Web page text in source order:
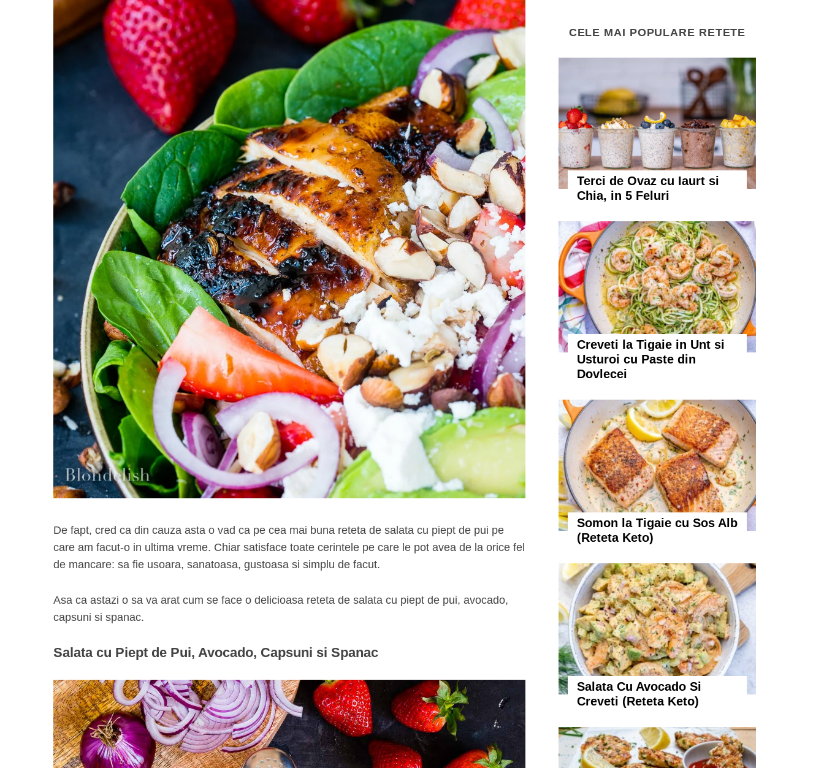
De fapt, cred ca din cauza asta o vad ca pe cea mai buna reteta de salata cu piept de pui pe
care am facut-o in ultima vreme. Chiar satisface toate cerintele pe care le pot avea de la orice fel
de mancare: sa fie usoara, sanatoasa, gustoasa si simplu de facut.
Asa ca astazi o sa va arat cum se face o delicioasa reteta de salata cu piept de pui, avocado,
capsuni si spanac.
Salata cu Piept de Pui, Avocado, Capsuni si Spanac
CELE MAI POPULARE RETETE
Terci de Ovaz cu Iaurt si
Chia, in 5 Feluri
Creveti la Tigaie in Unt si
Usturoi cu Paste din
Dovlecei
Somon la Tigaie cu Sos Alb
(Reteta Keto)
Salata Cu Avocado Si
Creveti (Reteta Keto)